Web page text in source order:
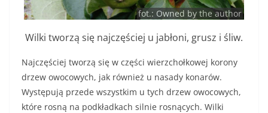
fot.: Owned by the author
Wilki tworzą się najczęściej u jabłoni, grusz i śliw.
Najczęściej tworzą się w części wierzchołkowej korony
drzew owocowych, jak również u nasady konarów.
Występują przede wszystkim u tych drzew owocowych,
które rosną na podkładkach silnie rosnących. Wilki